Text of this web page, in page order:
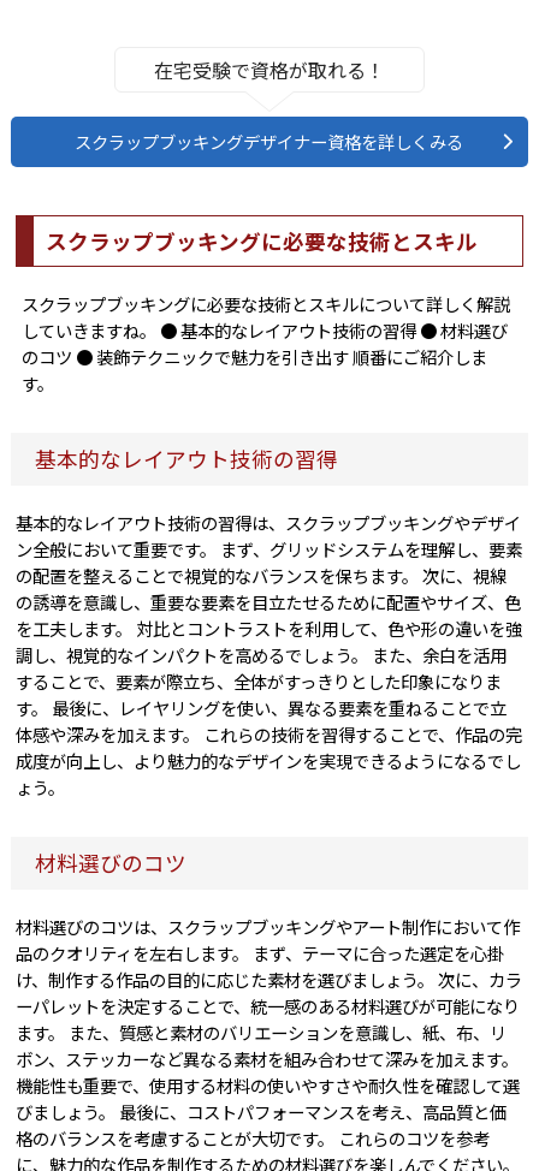
在宅受験で資格が取れる！
スクラップブッキングデザイナー資格を詳しくみる
スクラップブッキングに必要な技術とスキル
スクラップブッキングに必要な技術とスキルについて詳しく解説
していきますね。 ● 基本的なレイアウト技術の習得 ● 材料選び
のコツ ● 装飾テクニックで魅力を引き出す 順番にご紹介しま
す。
基本的なレイアウト技術の習得
基本的なレイアウト技術の習得は、スクラップブッキングやデザイ
ン全般において重要です。 まず、グリッドシステムを理解し、要素
の配置を整えることで視覚的なバランスを保ちます。 次に、視線
の誘導を意識し、重要な要素を目立たせるために配置やサイズ、色
を工夫します。 対比とコントラストを利用して、色や形の違いを強
調し、視覚的なインパクトを高めるでしょう。 また、余白を活用
することで、要素が際立ち、全体がすっきりとした印象になりま
す。 最後に、レイヤリングを使い、異なる要素を重ねることで立
体感や深みを加えます。 これらの技術を習得することで、作品の完
成度が向上し、より魅力的なデザインを実現できるようになるでし
ょう。
材料選びのコツ
材料選びのコツは、スクラップブッキングやアート制作において作
品のクオリティを左右します。 まず、テーマに合った選定を心掛
け、制作する作品の目的に応じた素材を選びましょう。 次に、カラ
ーパレットを決定することで、統一感のある材料選びが可能になり
ます。 また、質感と素材のバリエーションを意識し、紙、布、リ
ボン、ステッカーなど異なる素材を組み合わせて深みを加えます。
機能性も重要で、使用する材料の使いやすさや耐久性を確認して選
びましょう。 最後に、コストパフォーマンスを考え、高品質と価
格のバランスを考慮することが大切です。 これらのコツを参考
に、魅力的な作品を制作するための材料選びを楽しんでください。